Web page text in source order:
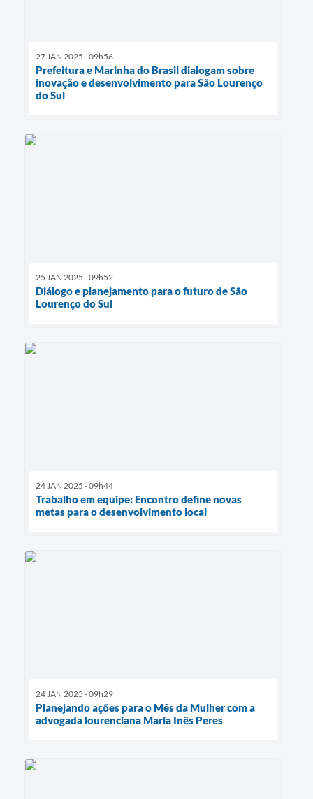
27 JAN 2025 - 09h56
Prefeitura e Marinha do Brasil dialogam sobre
inovação e desenvolvimento para São Lourenço
do Sul
25 JAN 2025 - 09h52
Diálogo e planejamento para o futuro de São
Lourenço do Sul
24 JAN 2025 - 09h44
Trabalho em equipe: Encontro define novas
metas para o desenvolvimento local
24 JAN 2025 - 09h29
Planejando ações para o Mês da Mulher com a
advogada lourenciana Maria Inês Peres